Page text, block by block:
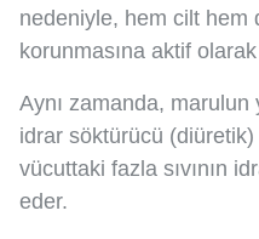
nedeniyle, hem cilt hem
korunmasına aktif
Aynı zamanda,
idrar söktürücü
vücuttaki fazla sıvının
eder.